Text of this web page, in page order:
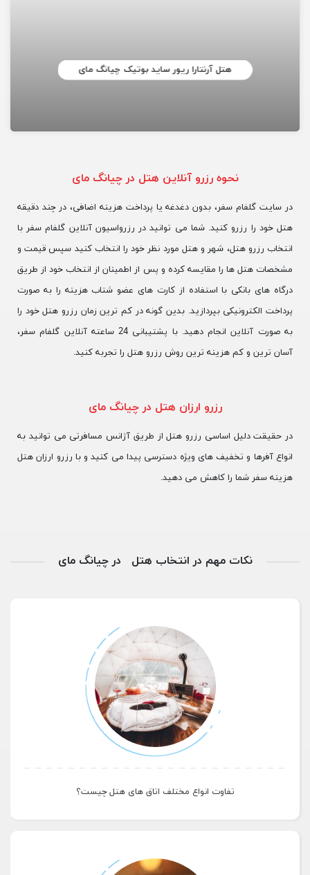
هتل آرنتارا ریور ساید بوتیک چیانگ مای
نحوه رزرو آنلاین هتل در چیانگ مای
در سایت گلفام سفر، بدون دغدغه یا پرداخت هزینه اضافی، در چند دقیقه
هتل خود را رزرو کنید. شما می توانید در رزرواسیون آنلاین گلفام سفر با
انتخاب رزرو هتل، شهر و هتل مورد نظر خود را انتخاب کنید سپس قیمت و
مشخصات هتل ها را مقایسه کرده و پس از اطمینان از انتخاب خود از طریق
درگاه های بانکی با استفاده از کارت های عضو شتاب هزینه را به صورت
پرداخت الکترونیکی بپردازید. بدین گونه در کم ترین زمان رزرو هتل خود را
به صورت آنلاین انجام دهید. با پشتیبانی 24 ساعته آنلاین گلفام سفر،
آسان ترین و کم هزینه ترین روش رزرو هتل را تجربه کنید.
رزرو ارزان هتل در چیانگ مای
در حقیقت دلیل اساسی رزرو هتل از طریق آژانس مسافرتی می توانید به
انواع آفرها و تخفیف های ویژه دسترسی پیدا می کنید و با رزرو ارزان هتل
هزینه سفر شما را کاهش می دهید.
نکات مهم در انتخاب هتل در چیانگ مای
تفاوت انواع مختلف اتاق های هتل چیست؟